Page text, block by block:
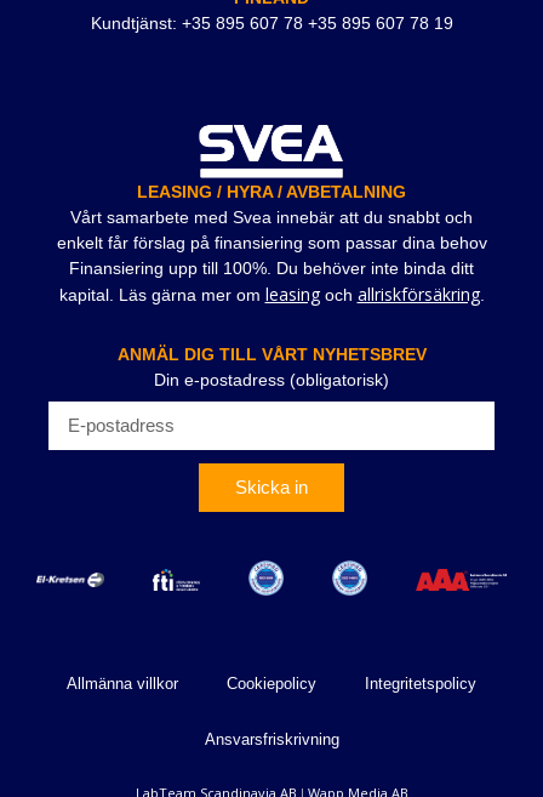
Kundtjänst: +35 895 607 78 +35 895 607 78 19
LEASING / HYRA / AVBETALNING
Vårt samarbete med Svea innebär att du snabbt och
enkelt får förslag på finansiering som passar dina behov
Finansiering upp till 100%. Du behöver inte binda ditt
kapital. Läs gärna mer om leasingoch allriskförsäkring.
ANMÄL DIG TILL VÅRT NYHETSBREV
Din e-postadress (obligatorisk)
Skicka in
Allmänna villkor Cookiepolicy Integritetspolicy
Ansvarsfriskrivning
LabTeam Scandinavia AB | Wapp Media AB